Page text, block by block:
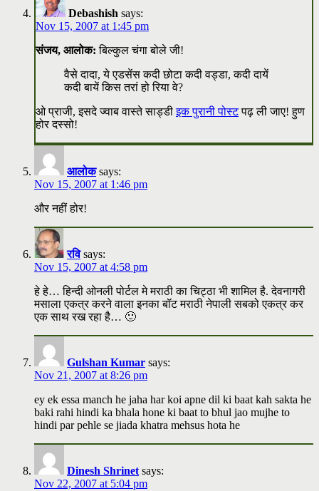
Debashish says:
Nov 15, 2007 at 1:45 pm
संजय, आलोक: बिल्कुल चंगा बोले जी!
वैसे दादा, ये एडसेंस कदी छोटा कदी वड्डा, कदी दायें
कदी बायें किस तरां हो रिया वे?
ओ प्राजी, इसदे ज्वाब वास्ते साड्डीइक पुरानी पोस्टपढ़ ली जाए! हुण
होर दस्सो!
आलोक says:
Nov 15, 2007 at 1:46 pm
और नहीं होर!
रवि says:
Nov 15, 2007 at 4:58 pm
हे हे… हिन्दी ओनली पोर्टल मे मराठी का चिट्ठा भी शामिल है. देवनागरी
मसाला एकत्र करने वाला इनका बॉट मराठी नेपाली सबको एकत्र कर
एक साथ रख रहा है… 🙂
Gulshan Kumar says:
Nov 21, 2007 at 8:26 pm
ey ek essa manch he jaha har koi apne dil ki baat kah sakta he
baki rahi hindi ka bhala hone ki baat to bhul jao mujhe to
hindi par pehle se jiada khatra mehsus hota he
Dinesh Shrinet says:
Nov 22, 2007 at 5:04 pm